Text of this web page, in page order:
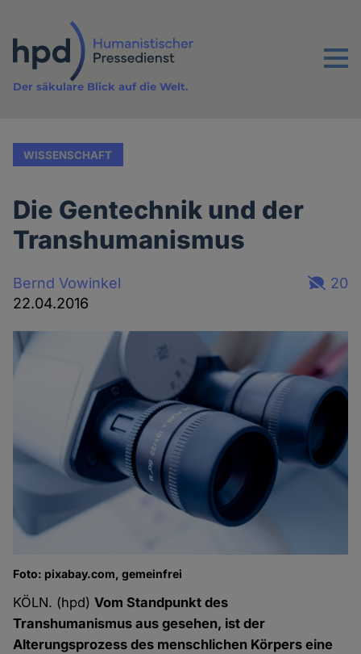
Inhalt
Menu
Der säkulare Blick auf die Welt.
WISSENSCHAFT
Die Gentechnik und der
Transhumanismus
Bernd Vowinkel
22.04.2016
20
Foto: pixabay.com, gemeinfrei
KÖLN. (hpd)Vom Standpunkt des
Transhumanismus aus gesehen, ist der
Alterungsprozess des menschlichen Körpers eine